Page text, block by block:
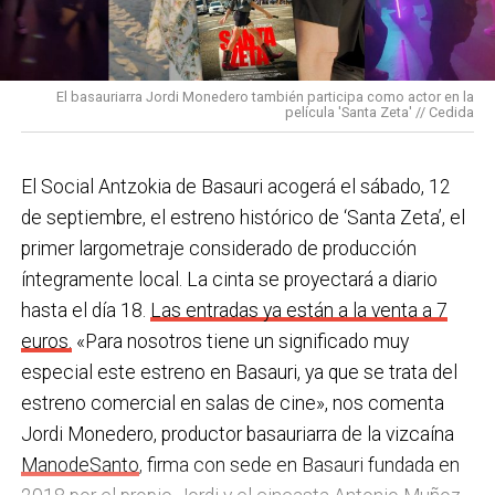
En Basauri ya venimos trabajando en esa dirección
con programas de envejecimiento activo, actividades
en los centros de personas mayores e iniciativas para
combatir la brecha digital. Además, este año se ha
y, a principios del año que viene, se comenzarán a
prestar los servicios de atención diurna y viviendas
comunitarias.
En las últimas semanas la actualidad municipal ha
estado marcada por las investigaciones sobre
presuntas irregularidades urbanísticas . ¿Cómo
está afrontando el equipo de gobierno esta
situación y qué mensaje trasladarías a la
ciudadanía?Los hechos denunciados son graves y
nos corresponde aclarar si han existido irregularidades
los Equipos de Protección Individual (EPIS) y con las
pulseras de aviso de temperatura pitando al unísono,
una acción que los sindicatos tachan de negligente y
contraria al propio plan de emergencias de la
Sin soluciones reales
Ante la falta de soluciones en las reuniones del
comité, los representantes de los trabajadores
advirtieron a la dirección con elevar los hechos a la
Inspección de Trabajo. Aunque inicialmente
percibieron un amago de cambio de actitud, la parte
social lamenta que las medidas adoptadas ante las
nuevas alertas meteorológicas han sido meramente
«testimoniales, esporádicas y centradas en
aparentar», sin llegar a aplicar soluciones reales ni
El basauriarra Jordi Monedero también participa como actor en la
película 'Santa Zeta' // Cedida
El Social Antzokia de Basauri acogerá el sábado, 12
de septiembre, el estreno histórico de ‘Santa Zeta’, el
primer largometraje considerado de producción
íntegramente local. La cinta se proyectará a diario
hasta el día 18. Las entradas ya están a la venta a 7
euros. «Para nosotros tiene un significado muy
especial este estreno en Basauri, ya que se trata del
estreno comercial en salas de cine», nos comenta
Jordi Monedero, productor basauriarra de la vizcaína
ManodeSanto, firma con sede en Basauri fundada en